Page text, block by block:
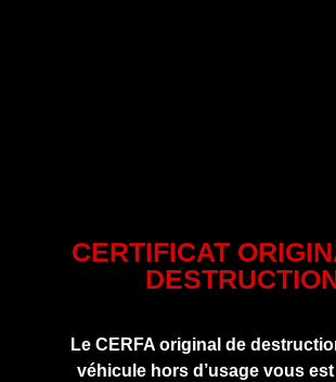
CERTIFICAT
Le CERFA original de
véhicule hors d’usage vous